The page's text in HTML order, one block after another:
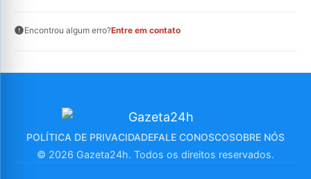
Encontrou algum erro?Entre em contato
POLÍTICA DE PRIVACIDADEFALE CONOSCOSOBRE NÓS
© 2026 Gazeta24h. Todos os direitos reservados.